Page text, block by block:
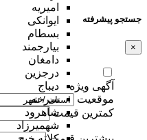
امیریه
ایوانکی
بسطام
بیارجمند
دامغان
درجزین
دیباج
سرخه
شاهرود
شهمیرزاد
جستجو پیشرفته
×
آگهی ویژه
موقعیت
کمترین قیمت